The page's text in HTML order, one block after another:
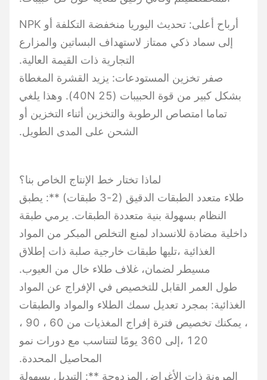
أرباح أعلى: تحديث اليوريا منخفضة التكلفة أو NPK
إلى سماد ذكي ممتاز لاستهداف البساتين والمزارع
التجارية ذات القيمة العالية.
صفر تخزين المستودعات: يزيد القشرة المغطاة
بشكل كبير من قوة الحبيبات (25 40N). وهذا يلغي
تماما امتصاص الرطوبة والتخزين أثناء التخزين أو
الشحن على المدى الطويل.
لماذا تختار خط الإنتاج الخاص بنا؟
طلاء متعدد الطبقات الدقيق (2-3 طبقات) **: يطبق
النظام بسهولة بنية متعددة الطبقات. يرمي طبقة
داخلية مضادة للانسداد لمنع التخلص المبكر من المواد
الغذائية ،تليها طبقات خارجية صلبة ذات إطلاق
مسيطر لضمان، غلاف طلاء خال من العيوب.
طول العمر القابل للتخصيص في الإفراج عن المواد
الغذائية: بمجرد تعديل سمك الطلاء والمواد والطبقات
، يمكنك تخصيص فترة إفراج المغذيات من 60 ، 90 ،
120 ،إلى 360 يومًا لتتناسب مع دورات نمو
المحاصيل المحددة.
المرونة ذات الأغراض المزدوجة **: التبديل بسهولة